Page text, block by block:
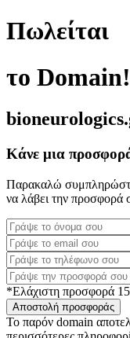
Πωλείται
το Domain!
Κάνε μια
Παρακαλώ
να λάβει την προσφορά
*Ελάχιστη προσφορά
Αποστολή προσφοράς
Το παρόν domain